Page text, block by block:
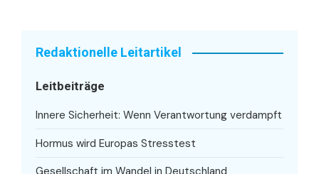
Redaktionelle Leitartikel
Leitbeiträge
Innere Sicherheit: Wenn Verantwortung verdampft
Hormus wird Europas Stresstest
Gesellschaft im Wandel in Deutschland